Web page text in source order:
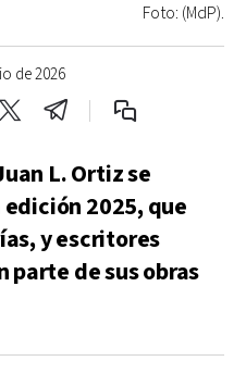
de 2026
Foto: (MdP).
L. Ortiz se
2025, que
y escritores
parte de sus obras